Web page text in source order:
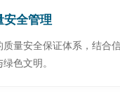
安全管理
质量安全保证体系，结合
色文明。